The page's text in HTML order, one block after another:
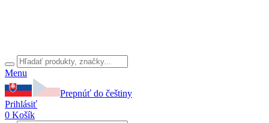
Menu
Prepnúť do češtiny
Prihlásiť
0 Košík